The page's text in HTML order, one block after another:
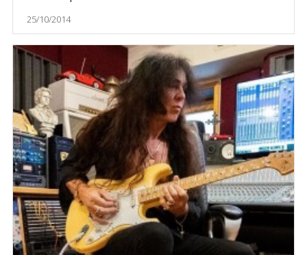
25/10/2014